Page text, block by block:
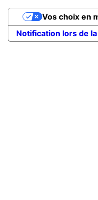
Notification lors de
Vos choix en